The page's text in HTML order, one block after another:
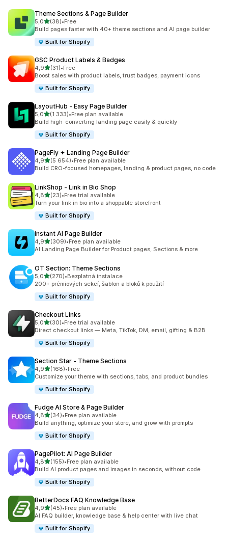
Theme Sections & Page Builder
5,0z 5 hvězd
(38)
Celkový počet recenzí: 38
•Free
Build pages faster with 40+ theme sections and AI page builder
Built for Shopify
GSC Product Labels & Badges
4,9z 5 hvězd
(31)
Celkový počet recenzí: 31
•Free
Boost sales with product labels, trust badges, payment icons
Built for Shopify
LayoutHub ‑ Easy Page Builder
5,0z 5 hvězd
(1 333)
Celkový počet recenzí: 1333
•Free plan available
Build high-converting landing page easily & quickly
Built for Shopify
PageFly ✦ Landing Page Builder
4,9z 5 hvězd
(5 654)
Celkový počet recenzí: 5654
•Free plan available
Build CRO-focused homepages, landing & product pages, no code
LinkShop ‑ Link in Bio Shop
4,8z 5 hvězd
(23)
Celkový počet recenzí: 23
•Free trial available
Turn your link in bio into a shoppable storefront
Built for Shopify
Instant AI Page Builder
4,9z 5 hvězd
(309)
Celkový počet recenzí: 309
•Free plan available
AI Landing Page Builder for Product pages, Sections & more
OT Section: Theme Sections
5,0z 5 hvězd
(270)
Celkový počet recenzí: 270
•Bezplatná instalace
200+ prémiových sekcí, šablon a bloků k použití
Built for Shopify
Checkout Links
5,0z 5 hvězd
(30)
Celkový počet recenzí: 30
•Free trial available
Direct checkout links — Meta, TikTok, DM, email, gifting & B2B
Built for Shopify
Section Star ‑ Theme Sections
4,9z 5 hvězd
(168)
Celkový počet recenzí: 168
•Free
Customize your theme with sections, tabs, and product bundles
Built for Shopify
Fudge AI Store & Page Builder
4,8z 5 hvězd
(34)
Celkový počet recenzí: 34
•Free plan available
Build anything, optimize your store, and grow with prompts
Built for Shopify
PagePilot: AI Page Builder
4,8z 5 hvězd
(155)
Celkový počet recenzí: 155
•Free plan available
Build AI product pages and images in seconds, without code
Built for Shopify
BetterDocs FAQ Knowledge Base
4,9z 5 hvězd
(45)
Celkový počet recenzí: 45
•Free plan available
AI FAQ builder, knowledge base & help center with live chat
Built for Shopify